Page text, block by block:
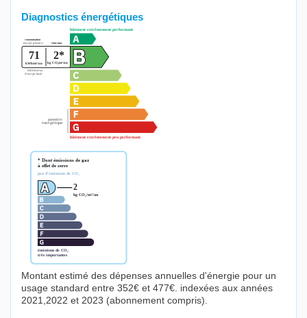
Diagnostics énergétiques
Montant estimé des dépenses annuelles d'énergie pour un
usage standard entre 352€ et 477€. indexées aux années
2021,2022 et 2023 (abonnement compris).